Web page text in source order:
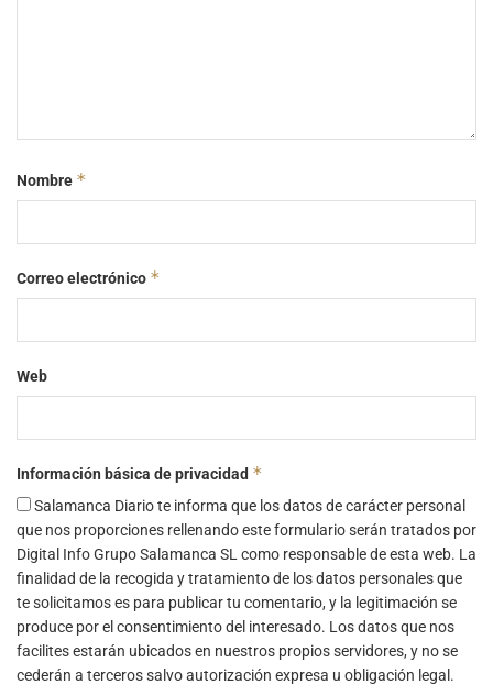
Nombre *
Correo electrónico *
Web
Información básica de privacidad *
Salamanca Diario te informa que los datos de carácter personal
que nos proporciones rellenando este formulario serán tratados por
Digital Info Grupo Salamanca SL como responsable de esta web. La
finalidad de la recogida y tratamiento de los datos personales que
te solicitamos es para publicar tu comentario, y la legitimación se
produce por el consentimiento del interesado. Los datos que nos
facilites estarán ubicados en nuestros propios servidores, y no se
cederán a terceros salvo autorización expresa u obligación legal.